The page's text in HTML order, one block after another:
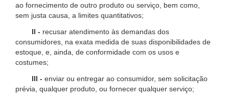
ao fornecimento de outro produto ou serviço, bem como,
sem justa causa, a limites quantitativos;
II - recusar atendimento às demandas dos
consumidores, na exata medida de suas disponibilidades de
estoque, e, ainda, de conformidade com os usos e
costumes;
III - enviar ou entregar ao consumidor, sem solicitação
prévia, qualquer produto, ou fornecer qualquer serviço;